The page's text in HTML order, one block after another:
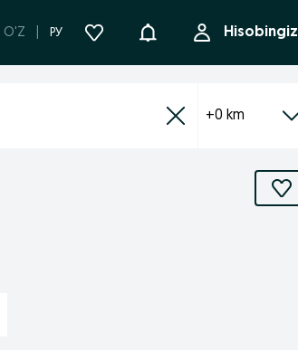
O'Z РУ Bildirishnoma Hisobingiz
+0 km